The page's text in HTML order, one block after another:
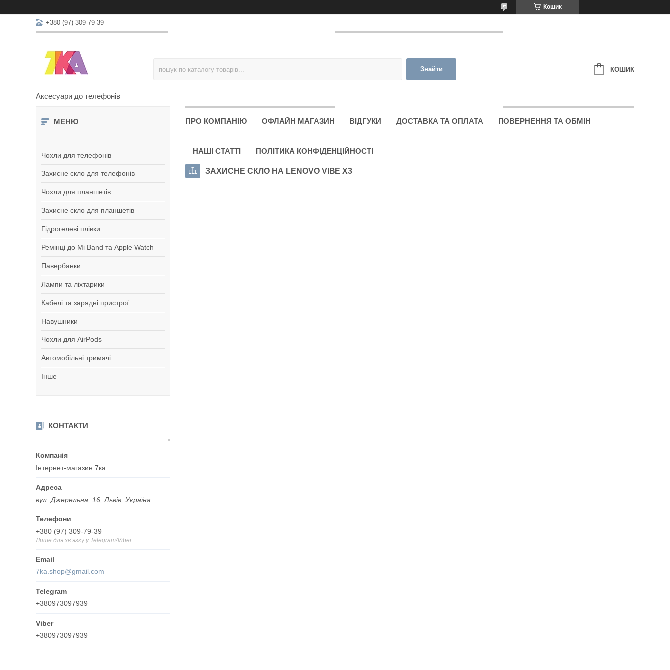
Кошик
+380 (97) 309-79-39
Аксесуари до телефонів
Знайти КОШИК
Чохли для телефонів
Захисне скло для телефонів
Чохли для планшетів
Захисне скло для планшетів
Гідрогелеві плівки
Ремінці до Mi Band та Apple Watch
Павербанки
Лампи та ліхтарики
Кабелі та зарядні пристрої
Навушники
Чохли для AirPods
Автомобільні тримачі
Інше
КОНТАКТИ
Інтернет-магазин 7ка
вул. Джерельна, 16, Львів, Україна
+380 (97) 309-79-39
Лише для звʼязку у Telegram/Viber
7ka.shop@gmail.com
+380973097939
+380973097939
ПРО КОМПАНІЮ ОФЛАЙН МАГАЗИН ВІДГУКИ ДОСТАВКА ТА ОПЛАТА ПОВЕРНЕННЯ ТА ОБМІН
НАШІ СТАТТІ ПОЛІТИКА КОНФІДЕНЦІЙНОСТІ
ЗАХИСНЕ СКЛО НА LENOVO VIBE X3